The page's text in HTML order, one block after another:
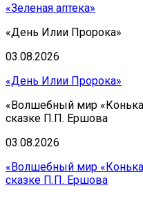
«Зеленая аптека»
«День Илии Пророка»
03.08.2026
«День Илии Пророка»
«Волшебный мир
сказке П.П. Ершова
03.08.2026
«Волшебный мир
сказке П.П. Ершова